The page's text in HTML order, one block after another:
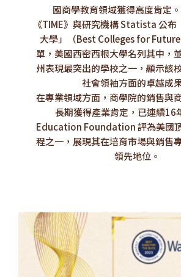
國商學教育領域獲得高度肯定
《TIME》與研究機構 Statista 公布
大學」（Best Colleges for
單，美國西密西根大學名列其中，
州表現最突出的學校之一，顯示該
社會領袖方面的卓越成
在專業領域方面，商學院的銷售與
長期獲得產業肯定，已連續16
Education Foundation 評為美國
程之一，展現其在培育市場與銷售
領先地位。